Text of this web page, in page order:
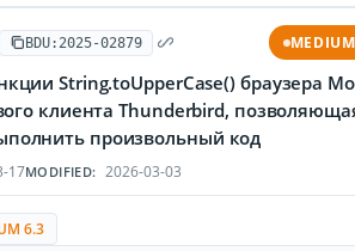
BDU:2025-02879 MEDIUM
String.toUpperCase() браузера
клиента Thunderbird,
произвольный код
17MODIFIED: 2026-03-03
6.3